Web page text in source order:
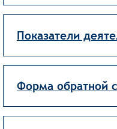
Показатели
Форма обратной